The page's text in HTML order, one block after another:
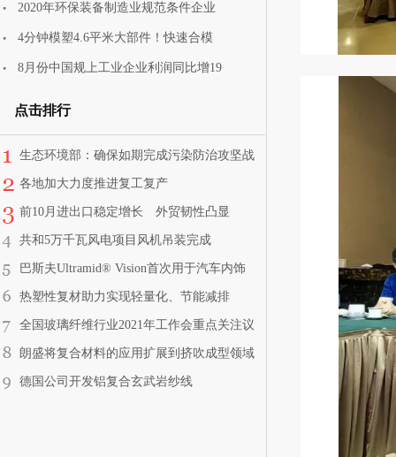
2020年环保装备制造业规范条件企业
4分钟模塑4.6平米大部件！快速合模
8月份中国规上工业企业利润同比增19
点击排行
生态环境部：确保如期完成污染防治攻坚战
阶段性目标任务
各地加大力度推进复工复产
前10月进出口稳定增长 外贸韧性凸显
共和5万千瓦风电项目风机吊装完成
巴斯夫Ultramid® Vision首次用于汽车内饰
光线畅通无阻
热塑性复材助力实现轻量化、节能减排
全国玻璃纤维行业2021年工作会重点关注议
题之二：重点细分应用市场未来走势与需求
升级分析
朗盛将复合材料的应用扩展到挤吹成型领域
可生产车身加强用空心型材
德国公司开发铝复合玄武岩纱线